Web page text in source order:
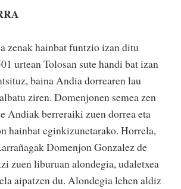
zenak hainbat funtzio izan ditu
urtean Tolosan sute handi bat izan
baina Andia dorrearen lau
ziren. Domenjonen semea zen
Andiak berreraiki zuen dorrea eta
hainbat eginkizunetarako. Horrela,
Domenjon Gonzalez de
zuen liburuan alondegia, udaletxea
aipatzen du. Alondegia lehen aldiz